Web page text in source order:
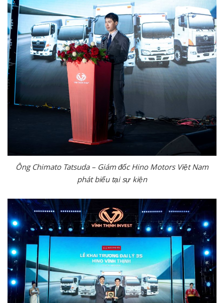
Ông Chimato Tatsuda – Giám đốc Hino Motors Việt Nam
phát biểu tại sự kiện